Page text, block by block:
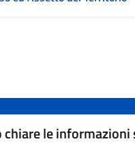
chiare le informazioni